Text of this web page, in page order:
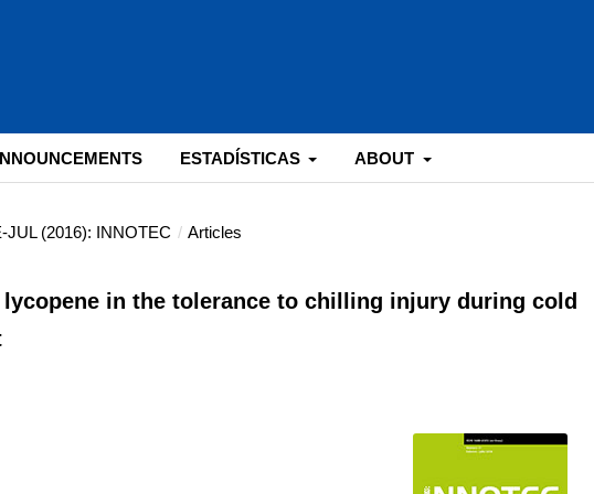
ESTADÍSTICAS ABOUT
JUL (2016): INNOTEC / Articles
in the tolerance to chilling injury during cold